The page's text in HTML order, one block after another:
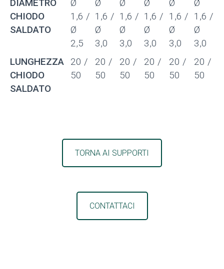
DIAMETRO
CHIODO
SALDATO
Ø
1,6 /
Ø
2,5
Ø
1,6 /
Ø
3,0
Ø
1,6 /
Ø
3,0
Ø
1,6 /
Ø
3,0
Ø
1,6 /
Ø
3,0
Ø
1,6 /
Ø
3,0
LUNGHEZZA
CHIODO
SALDATO
20 /
50
20 /
50
20 /
50
20 /
50
20 /
50
20 /
50
TORNA AI SUPPORTI
CONTATTACI